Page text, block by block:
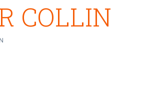
COLLIN